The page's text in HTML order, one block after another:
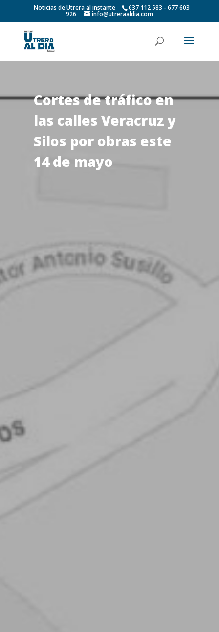
Noticias de Utrera al instante 637 112 583 - 677 603
926 info@utreraaldia.com
Cortes de tráfico en
las calles Veracruz y
Silos por obras este
14 de mayo